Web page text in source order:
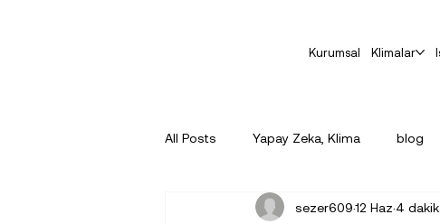
Kurumsal Klimalar
All Posts Yapay Zeka, Klima blog
sezer609 12 Haz 4